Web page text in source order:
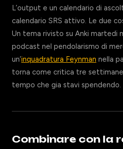
L’output e un calendario di
calendario SRS attivo. Le due
Un tema rivisto su Anki martedi
podcast nel pendolarismo di
un’inquadratura Feynman nella
torna come critica tre
tempo che gia stavi spendendo.
Combinare con la